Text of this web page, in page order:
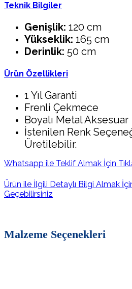
Teknik Bilgiler
Genişlik: 120 cm
Yükseklik: 165 cm
Derinlik: 50 cm
Ürün Özellikleri
1 Yıl Garanti
Frenli Çekmece
Boyalı Metal Aksesuar
İstenilen Renk
Üretilebilir.
Whatsapp ile Teklif Almak İçin
Ürün ile İlgili Detaylı Bilgi Almak
Geçebilirsiniz
Malzeme Seçenekleri